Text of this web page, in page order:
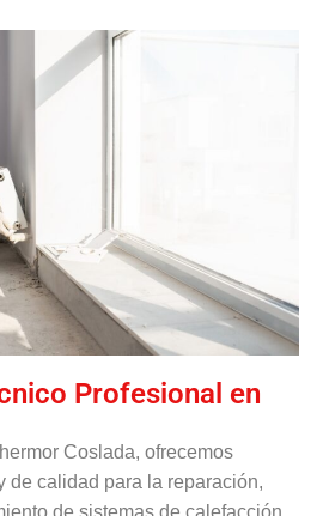
Profesional en
Coslada, ofrecemos
de calidad para la reparación,
de sistemas de calefacción